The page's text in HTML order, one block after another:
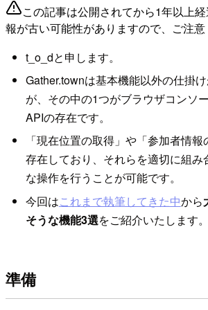
この記事は公開されてから1年以上
報が古い可能性がありますので、ご注意
t_o_dと申します。
Gather.townは基本機能以外の仕掛
が、その中の1つがブラウザコンソ
APIの存在です。
「現在位置の取得」や「参加者情
存在しており、それらを適切に組み
な操作を行うことが可能です。
今回はこれまで執筆してきた中から
そうな機能3選をご紹介いたします。
準備